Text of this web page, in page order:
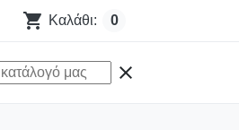
shopping_cart Καλάθι: 0
clear